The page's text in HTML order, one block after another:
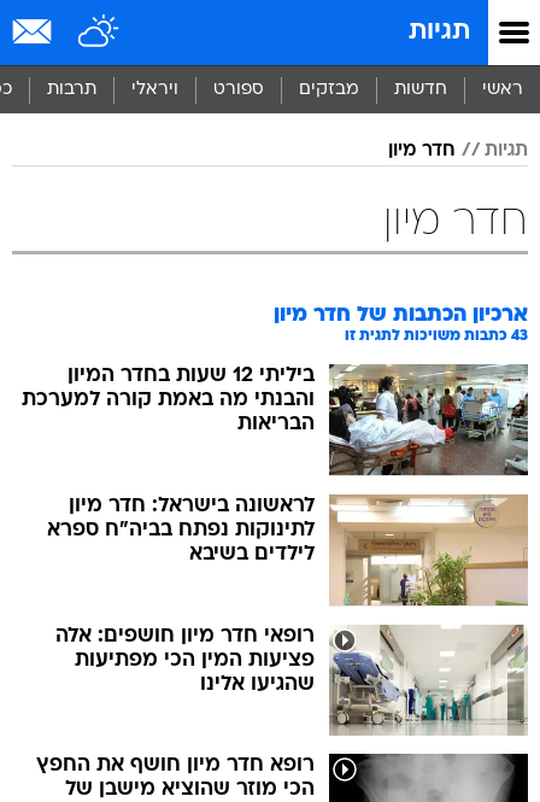
תגיות
ראשי חדשות מבזקים ספורט ויראלי תרבות
תגיות חדר מיון
חדר מיון
ארכיון הכתבות של חדר מיון
43 כתבות משויכות לתגית זו
ביליתי 12 שעות בחדר המיון
והבנתי מה באמת קורה למערכת
הבריאות
לראשונה בישראל: חדר מיון
לתינוקות נפתח בביה"ח ספרא
לילדים בשיבא
רופאי חדר מיון חושפים: אלה
פציעות המין הכי מפתיעות
שהגיעו אלינו
רופא חדר מיון חושף את החפץ
הכי מוזר שהוציא מישבן של